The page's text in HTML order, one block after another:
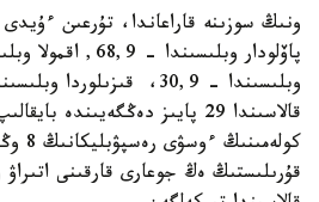
ونىڭ سوزىنە قاراعاندا، تۇرعىن ءۇيدى
قالاسىندا 29 پايىز
قۇرىلىستىڭ ەڭ جوعارى قارقىنى اتىراۋ